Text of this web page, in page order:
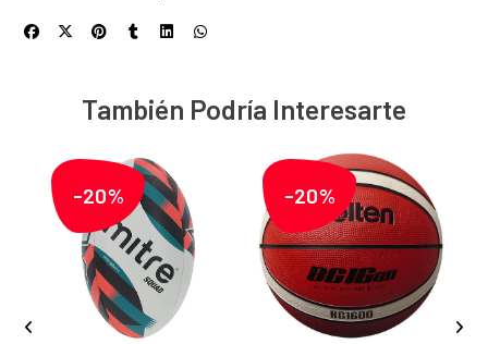
También Podría Interesarte
-20% -20%